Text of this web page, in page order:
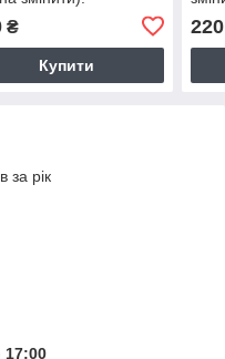
на 8 березня
₴
Купити
220
за рік
17:00